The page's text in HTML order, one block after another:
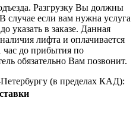
Разгрузку Вы должны
случае если вам нужна услуга
указать в заказе. Данная
лифта и оплачивается
час до прибытия по
обязательно Вам позвонит.
(в пределах КАД):